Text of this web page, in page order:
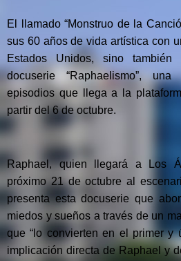
El llamado “Monstruo de la
sus 60 años de vida artística con
Estados Unidos, sino
docuserie “Raphaelismo”,
episodios que llega a la
partir del 6 de octubre.
Raphael, quien llegará a Los
próximo 21 de octubre al
presenta esta docuserie que
miedos y sueños a través de un
que “lo convierten en el primer y
implicación directa de Raphael y